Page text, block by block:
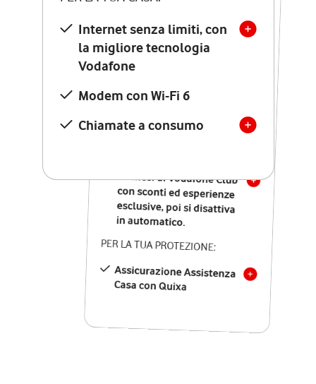
Internet senza limiti, con
la migliore tecnologia
Vodafone
Modem con Wi-Fi 6
Chiamate a consumo
Internet senza limiti, con
la migliore tecnologia
Vodafone
Modem Seven con Wi-Fi 7
Chiamate illimitate verso
numeri fissi e mobili
nazionali
12 mesi di Vodafone Club
con sconti ed esperienze
esclusive, poi si disattiva
in automatico.
PER LA TUA PROTEZIONE:
Assicurazione Assistenza
Casa con Quixa